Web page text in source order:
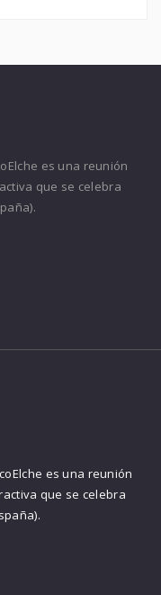
es una reunión
que se celebra
es una reunión
que se celebra